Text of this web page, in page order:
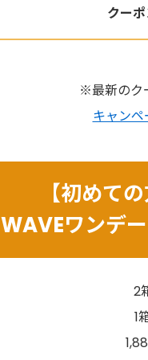
クー
※最新のク
キャン
【初めて
WAVEワンデ
2
1